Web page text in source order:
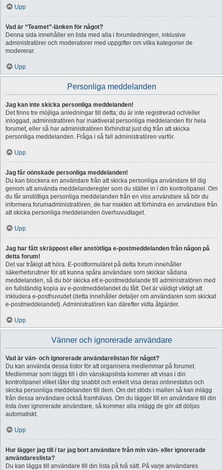
Upp
Vad är “Teamet”-länken för något?
Denna sida innehåller en lista med alla i forumledningen, inklusive
administratörer och moderatorer med uppgifter om vilka kategorier de
modererar.
Upp
Personliga meddelanden
Jag kan inte skicka personliga meddelanden!
Det finns tre möjliga anledningar till detta; du är inte registrerad och/eller
inloggad, administratören har inaktiverat personliga meddelanden för hela
forumet, eller så har administratören förhindrat just dig från att skicka
personliga meddelanden. Fråga i så fall administratören varför.
Upp
Jag får oönskade personliga meddelanden!
Du kan blockera en användare från att skicka personliga användare till dig
genom att använda meddelanderegler som du ställer in i din kontrollpanel. Om
du får anstötliga personliga meddelanden från en viss användare så bör du
informera forumadministratören, de har makten att förhindra en användare från
att skicka personliga meddelanden överhuvudtaget.
Upp
Jag har fått skräppost eller anstötliga e-postmeddelanden från någon på
detta forum!
Det var tråkigt att höra. E-postformuläret på detta forum innehåller
säkerhetsrutiner för att kunna spåra användare som skickar sådana
meddelanden, så du bör skicka ett e-postmeddelande till administratören med
en fullständig kopia av e-postmeddelandet du fått. Det är väldigt viktigt att
inkludera e-posthuvudet (detta innehåller detaljer om användaren som skickat
e-postmeddelandet). Administratören kan därefter vidta åtgärder.
Upp
Vänner och ignorerade användare
Vad är vän- och ignorerade användarelistan för något?
Du kan använda dessa listor för att organisera medlemmar på forumet.
Medlemmar som läggs till i din vänskapslista kommer att visas i din
kontrollpanel vilket låter dig snabbt och enkelt visa deras onlinestatus och
skicka personliga meddelanden till dem. Om det stöds i mallen så kan inlägg
från dessa användare också framhävas. Om du lägger till en användare till din
lista över ignorerade användare, så kommer alla inlägg de gör att döljas
automatiskt.
Upp
Hur lägger jag till / tar jag bort användare från min vän- eller ignorerade
användareslista?
Du kan lägga till användare till din lista på två sätt. På varje användares